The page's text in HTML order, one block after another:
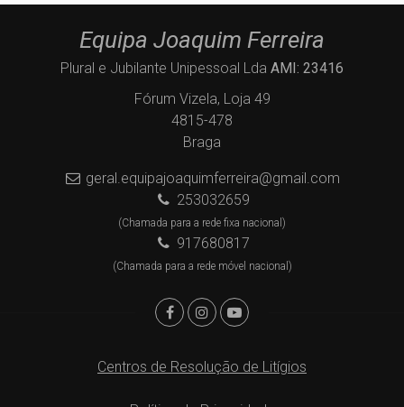
Equipa Joaquim Ferreira
Plural e Jubilante Unipessoal Lda AMI: 23416
Fórum Vizela, Loja 49
4815-478
Braga
geral.equipajoaquimferreira@gmail.com
253032659
(Chamada para a rede fixa nacional)
917680817
(Chamada para a rede móvel nacional)
Centros de Resolução de Litígios